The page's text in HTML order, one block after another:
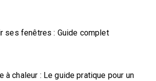
ses fenêtres : Guide complet
à chaleur : Le guide pratique pour un